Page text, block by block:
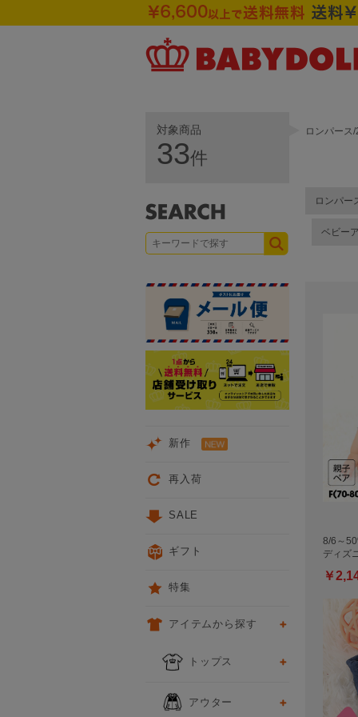
ロンパース
ロンパー
ベビー
8/6～
ディズ
￥
対象商品
33件
新作
再入荷
SALE
ギフト
特集
アイテムから探す
トップス
アウター